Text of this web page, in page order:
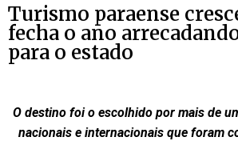
Turismo paraense
fecha o ano
para o estado
O destino foi o escolhido por mais de
nacionais e internacionais que foram